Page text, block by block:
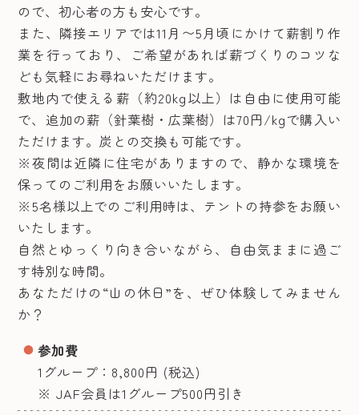
ので、初心者の方も安心です。
また、隣接エリアでは11月〜5月頃にかけて薪割り作
業を行っており、ご希望があれば薪づくりのコツな
ども気軽にお尋ねいただけます。
敷地内で使える薪（約20kg以上）は自由に使用可能
で、追加の薪（針葉樹・広葉樹）は70円/kgで購入い
ただけます。炭との交換も可能です。
※夜間は近隣に住宅がありますので、静かな環境を
保ってのご利用をお願いいたします。
※5名様以上でのご利用時は、テントの持参をお願い
いたします。
自然とゆっくり向き合いながら、自由気ままに過ご
す特別な時間。
あなただけの“山の休日”を、ぜひ体験してみません
か？
参加費
1グループ：8,800円 (税込)
※ JAF会員は1グループ500円引き